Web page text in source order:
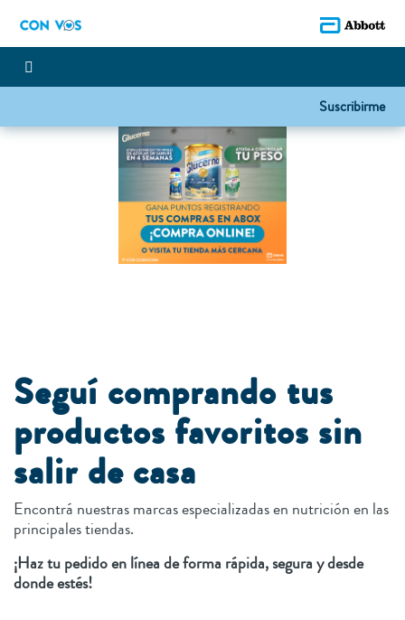
Suscribirme
Seguí comprando tus
productos favoritos sin
salir de casa
Encontrá nuestras marcas especializadas en nutrición en las
principales tiendas.
¡Haz tu pedido en línea de forma rápida, segura y desde
donde estés!